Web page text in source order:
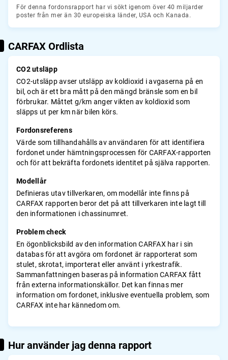
För denna fordonsrapport har vi sökt igenom över 40 miljarder
poster från mer än 30 europeiska länder, USA och Kanada.
CARFAX Ordlista
CO2 utsläpp
CO2-utsläpp avser utsläpp av koldioxid i avgaserna på en
bil, och är ett bra mått på den mängd bränsle som en bil
förbrukar. Måttet g/km anger vikten av koldioxid som
släpps ut per km när bilen körs.
Fordonsreferens
Värde som tillhandahålls av användaren för att identifiera
fordonet under hämtningsprocessen för CARFAX-rapporten
och för att bekräfta fordonets identitet på själva rapporten.
Modellår
Definieras utav tillverkaren, om modellår inte finns på
CARFAX rapporten beror det på att tillverkaren inte lagt till
den informationen i chassinumret.
Problem check
En ögonblicksbild av den information CARFAX har i sin
databas för att avgöra om fordonet är rapporterat som
stulet, skrotat, importerat eller använt i yrkestrafik.
Sammanfattningen baseras på information CARFAX fått
från externa informationskällor. Det kan finnas mer
information om fordonet, inklusive eventuella problem, som
CARFAX inte har kännedom om.
Hur använder jag denna rapport